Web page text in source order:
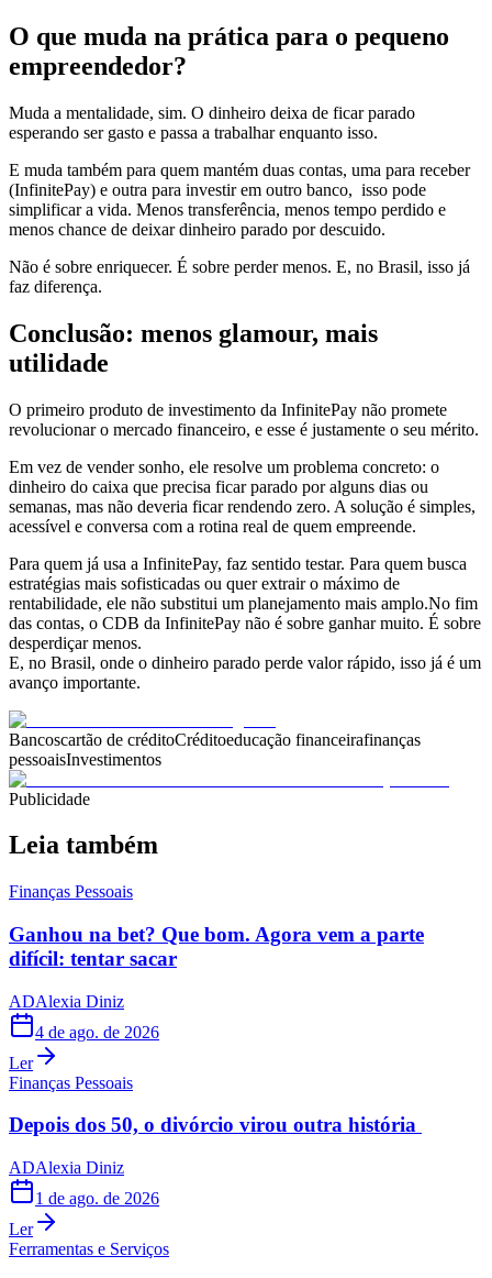
O que muda na prática para o pequeno
empreendedor?
Muda a mentalidade, sim. O dinheiro deixa de ficar parado
esperando ser gasto e passa a trabalhar enquanto isso.
E muda também para quem mantém duas contas, uma para receber
(InfinitePay) e outra para investir em outro banco, isso pode
simplificar a vida. Menos transferência, menos tempo perdido e
menos chance de deixar dinheiro parado por descuido.
Não é sobre enriquecer. É sobre perder menos. E, no Brasil, isso já
faz diferença.
Conclusão: menos glamour, mais
utilidade
O primeiro produto de investimento da InfinitePay não promete
revolucionar o mercado financeiro, e esse é justamente o seu mérito.
Em vez de vender sonho, ele resolve um problema concreto: o
dinheiro do caixa que precisa ficar parado por alguns dias ou
semanas, mas não deveria ficar rendendo zero. A solução é simples,
acessível e conversa com a rotina real de quem empreende.
Para quem já usa a InfinitePay, faz sentido testar. Para quem busca
estratégias mais sofisticadas ou quer extrair o máximo de
rentabilidade, ele não substitui um planejamento mais amplo.No fim
das contas, o CDB da InfinitePay não é sobre ganhar muito. É sobre
desperdiçar menos.
E, no Brasil, onde o dinheiro parado perde valor rápido, isso já é um
avanço importante.
Bancoscartão de créditoCréditoeducação financeirafinanças
pessoaisInvestimentos
Publicidade
Leia também
Finanças Pessoais
Ganhou na bet? Que bom. Agora vem a parte
difícil: tentar sacar
ADAlexia Diniz
4 de ago. de 2026
Ler
Finanças Pessoais
Depois dos 50, o divórcio virou outra história
ADAlexia Diniz
1 de ago. de 2026
Ler
Ferramentas e Serviços